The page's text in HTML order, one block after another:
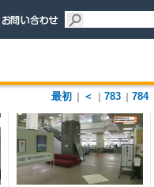
最初
＜ 783 784